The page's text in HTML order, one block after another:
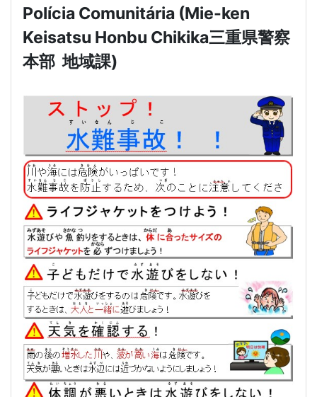
Polícia Comunitária (Mie-ken
Keisatsu Honbu Chikika三重県警察
本部 地域課)